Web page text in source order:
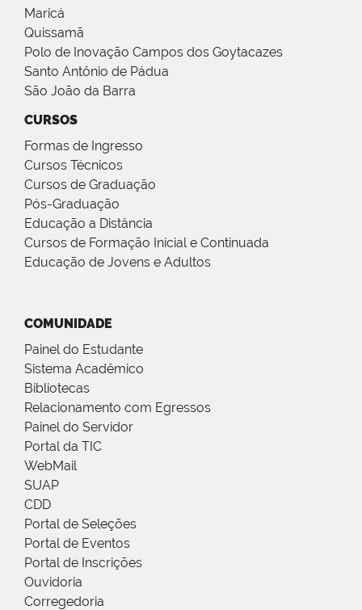
Maricá
Quissamã
Polo de Inovação Campos dos Goytacazes
Santo Antônio de Pádua
São João da Barra
CURSOS
Formas de Ingresso
Cursos Técnicos
Cursos de Graduação
Pós-Graduação
Educação a Distância
Cursos de Formação Inicial e Continuada
Educação de Jovens e Adultos
COMUNIDADE
Painel do Estudante
Sistema Acadêmico
Bibliotecas
Relacionamento com Egressos
Painel do Servidor
Portal da TIC
WebMail
SUAP
CDD
Portal de Seleções
Portal de Eventos
Portal de Inscrições
Ouvidoria
Corregedoria